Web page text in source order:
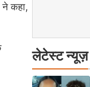
ने कहा,
लेटेस्ट न्यूज़